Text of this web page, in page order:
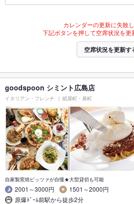
カレンダーの更新に失敗し
下記ボタンを押して空席状況を更
空席状況を更新す
goodspoon シミント広島店
イタリアン・フレンチ 紙屋町・基町
自家製窯焼ピッツァが自慢★大型貸切も可能
2001～3000円
1501～2000円
原爆ﾄﾞｰﾑ前駅から徒歩2分